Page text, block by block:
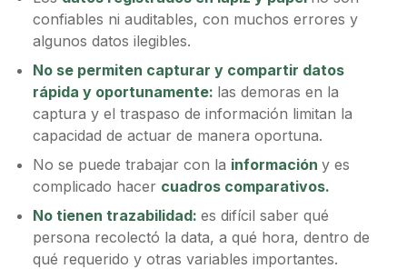
confiables ni auditables, con muchos errores y
algunos datos ilegibles.
No se permiten capturar y compartir datos
rápida y oportunamente: las demoras en la
captura y el traspaso de información limitan la
capacidad de actuar de manera oportuna.
No se puede trabajar con la información y es
complicado hacer cuadros comparativos.
No tienen trazabilidad: es difícil saber qué
persona recolectó la data, a qué hora, dentro de
qué requerido y otras variables importantes.